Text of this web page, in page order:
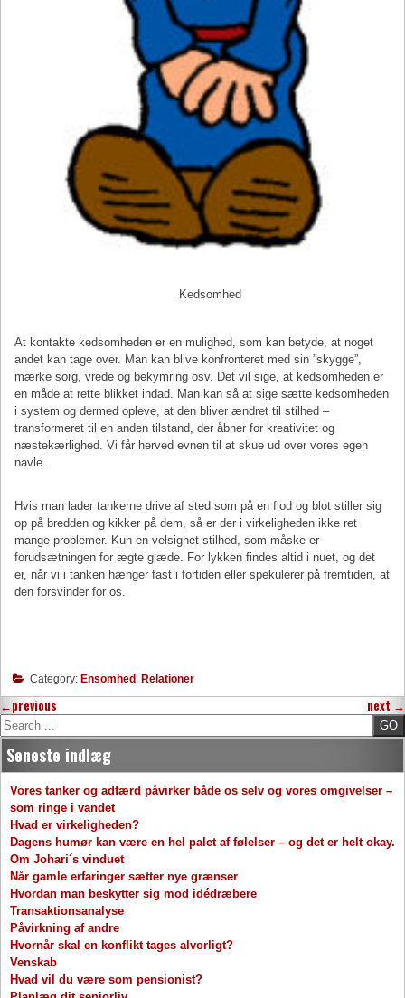
Kedsomhed
At kontakte kedsomheden er en mulighed, som kan betyde, at noget
andet kan tage over. Man kan blive konfronteret med sin ”skygge”,
mærke sorg, vrede og bekymring osv. Det vil sige, at kedsomheden er
en måde at rette blikket indad. Man kan så at sige sætte kedsomheden
i system og dermed opleve, at den bliver ændret til stilhed –
transformeret til en anden tilstand, der åbner for kreativitet og
næstekærlighed. Vi får herved evnen til at skue ud over vores egen
navle.
Hvis man lader tankerne drive af sted som på en flod og blot stiller sig
op på bredden og kikker på dem, så er der i virkeligheden ikke ret
mange problemer. Kun en velsignet stilhed, som måske er
forudsætningen for ægte glæde. For lykken findes altid i nuet, og det
er, når vi i tanken hænger fast i fortiden eller spekulerer på fremtiden, at
den forsvinder for os.
Category: Ensomhed, Relationer
←previous next →
Search
Seneste indlæg
Vores tanker og adfærd påvirker både os selv og vores omgivelser –
som ringe i vandet
Hvad er virkeligheden?
Dagens humør kan være en hel palet af følelser – og det er helt okay.
Om Johari´s vinduet
Når gamle erfaringer sætter nye grænser
Hvordan man beskytter sig mod idédræbere
Transaktionsanalyse
Påvirkning af andre
Hvornår skal en konflikt tages alvorligt?
Venskab
Hvad vil du være som pensionist?